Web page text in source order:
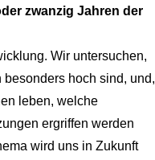
zwanzig Jahren der
Wir untersuchen,
hoch sind, und,
leben, welche
ergriffen werden
wird uns in Zukunft